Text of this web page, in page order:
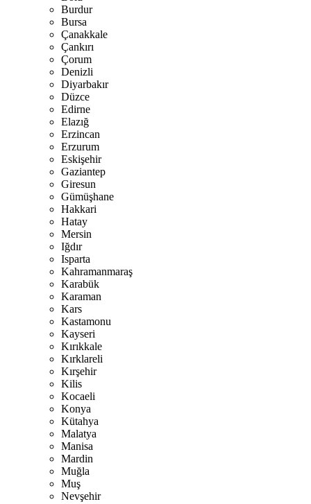
Burdur
Bursa
Çanakkale
Çankırı
Çorum
Denizli
Diyarbakır
Düzce
Edirne
Elazığ
Erzincan
Erzurum
Eskişehir
Gaziantep
Giresun
Gümüşhane
Hakkari
Hatay
Mersin
Iğdır
Isparta
Kahramanmaraş
Karabük
Karaman
Kars
Kastamonu
Kayseri
Kırıkkale
Kırklareli
Kırşehir
Kilis
Kocaeli
Konya
Kütahya
Malatya
Manisa
Mardin
Muğla
Muş
Nevşehir